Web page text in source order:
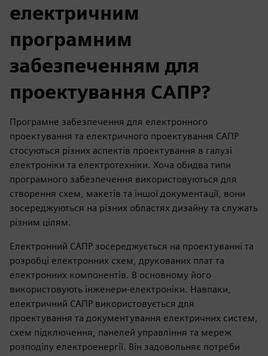
електричним
програмним
забезпеченням для
проектування САПР?
Програмне забезпечення для електронного
проектування та електричного проектування САПР
стосуються різних аспектів проектування в галузі
електроніки та електротехніки. Хоча обидва типи
програмного забезпечення використовуються для
створення схем, макетів та іншої документації, вони
зосереджуються на різних областях дизайну та служать
різним цілям.
Електронний САПР зосереджується на проектуванні та
розробці електронних схем, друкованих плат та
електронних компонентів. В основному його
використовують інженери-електроніки. Навпаки,
електричний САПР використовується для
проектування та документування електричних систем,
схем підключення, панелей управління та мереж
розподілу електроенергії. Він задовольняє потреби